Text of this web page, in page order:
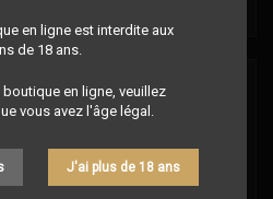
en ligne est interdite aux
de 18 ans.
boutique en ligne, veuillez
vous avez l'âge légal.
J'ai plus de 18 ans